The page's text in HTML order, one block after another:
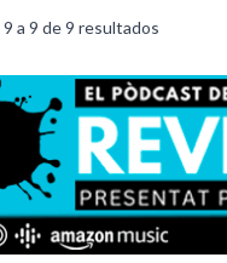
9 a 9 de9 resultados